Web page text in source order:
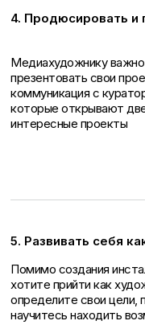
5. Развивать себя
Помимо создания
хотите прийти как
определите свои цели,
научитесь находить
4. Продюсировать и
Медиахудожнику важно
презентовать свои
коммуникация с
которые открывают
интересные проекты